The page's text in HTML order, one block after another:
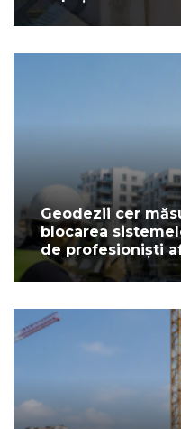
Geodezii cer
blocarea
de profesioniști